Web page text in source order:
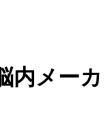
内メーカ